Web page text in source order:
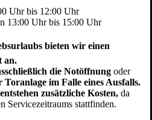
Uhr bis 12:00 Uhr
13:00 Uhr bis 15:00 Uhr
bieten wir einen
an.
die Notöffnung oder
Toranlage im Falle eines Ausfalls.
zusätzliche Kosten, da
Servicezeitraums stattfinden.